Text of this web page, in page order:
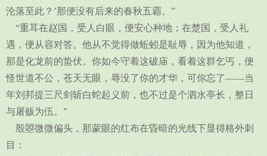
沦落至此？’那便没有后来的春秋五霸。”
“重耳在赵国，受人白眼，便安心种地；在楚国，受人礼
遇，便从容对答。他从不觉得做蚯蚓是耻辱，因为他知道，
那是化龙前的蛰伏。你如今守着这破庙，看着这群乞丐，便
怪世道不公，苍天无眼，辱没了你的才华，可你忘了——当
年刘邦提三尺剑斩白蛇起义前，也不过是个泗水亭长，整日
与屠贩为伍。”
殷曌微微偏头，那蒙眼的红布在昏暗的光线下显得格外刺
目：